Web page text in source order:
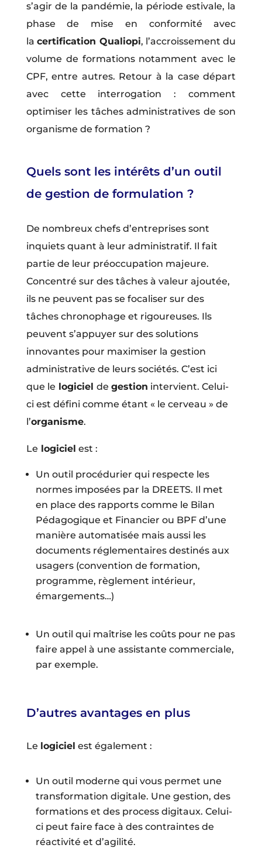
s’agir de la pandémie, la période estivale, la
phase de mise en conformité avec
lacertification Qualiopi, l’accroissement du
volume de formations notamment avec le
CPF, entre autres. Retour à la case départ
avec cette interrogation : comment
optimiser les tâches administratives de son
organisme de formation ?
Quels sont les intérêts d’un outil
de gestion de formulation ?
De nombreux chefs d’entreprises sont
inquiets quant à leur administratif. Il fait
partie de leur préoccupation majeure.
Concentré sur des tâches à valeur ajoutée,
ils ne peuvent pas se focaliser sur des
tâches chronophage et rigoureuses. Ils
peuvent s’appuyer sur des solutions
innovantes pour maximiser la gestion
administrative de leurs sociétés. C’est ici
que le logiciel de gestion intervient. Celui-
ci est défini comme étant « le cerveau » de
l’organisme.
Le logiciel est :
Un outil procédurier qui respecte les
normes imposées par la DREETS. Il met
en place des rapports comme le Bilan
Pédagogique et Financier ou BPF d’une
manière automatisée mais aussi les
documents réglementaires destinés aux
usagers (convention de formation,
programme, règlement intérieur,
émargements…)
Un outil qui maîtrise les coûts pour ne pas
faire appel à une assistante commerciale,
par exemple.
D’autres avantages en plus
Le logiciel est également :
Un outil moderne qui vous permet une
transformation digitale. Une gestion, des
formations et des process digitaux. Celui-
ci peut faire face à des contraintes de
réactivité et d’agilité.